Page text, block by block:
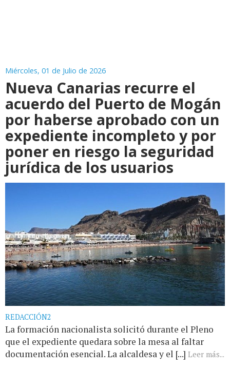
Miércoles, 01 de Julio de 2026
Nueva Canarias recurre el
acuerdo del Puerto de Mogán
por haberse aprobado con un
expediente incompleto y por
poner en riesgo la seguridad
jurídica de los usuarios
REDACCIÓN2
La formación nacionalista solicitó durante el Pleno
que el expediente quedara sobre la mesa al faltar
documentación esencial. La alcaldesa y el [...] Leer más...